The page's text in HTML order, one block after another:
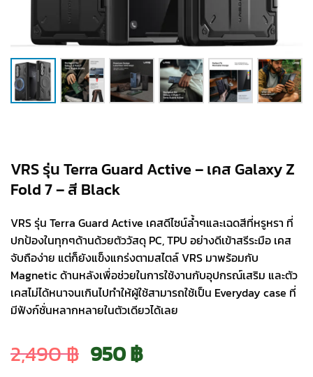
VRS รุ่น Terra Guard Active – เคส Galaxy Z
Fold 7 – สี Black
VRS รุ่น Terra Guard Active เคสดีไซน์ล้ำๆและเฉดสีที่หรูหรา ที่
ปกป้องในทุกๆด้านด้วยตัววัสดุ PC, TPU อย่างดีเข้าสรีระมือ เคส
จับถือง่าย แต่ก็ยังแข็งแกร่งตามสไตล์ VRS มาพร้อมกับ
Magnetic ด้านหลังเพื่อช่วยในการใช้งานกับอุปกรณ์เสริม และตัว
เคสไม่ได้หนาจนเกินไปทำให้ผู้ใช้สามารถใช้เป็น Everyday case ที่
มีฟังก์ชั่นหลากหลายในตัวเดียวได้เลย
2,490฿ Original
950฿Current